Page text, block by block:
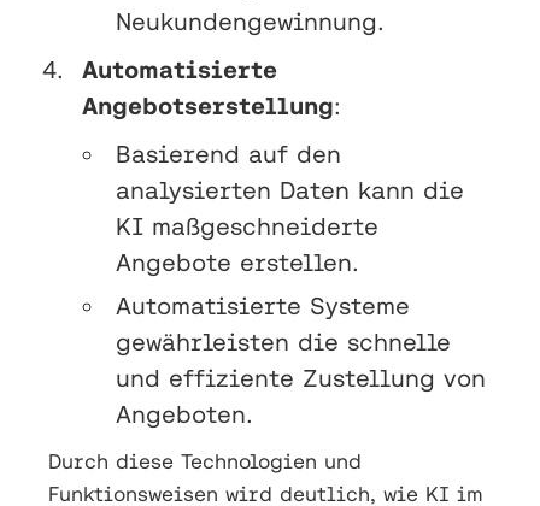
Neukundengewinnung.
Automatisierte
Angebotserstellung:
Basierend auf den
analysierten Daten kann die
KI maßgeschneiderte
Angebote erstellen.
Automatisierte Systeme
gewährleisten die schnelle
und effiziente Zustellung von
Angeboten.
Durch diese Technologien und
Funktionsweisen wird deutlich, wie KI im